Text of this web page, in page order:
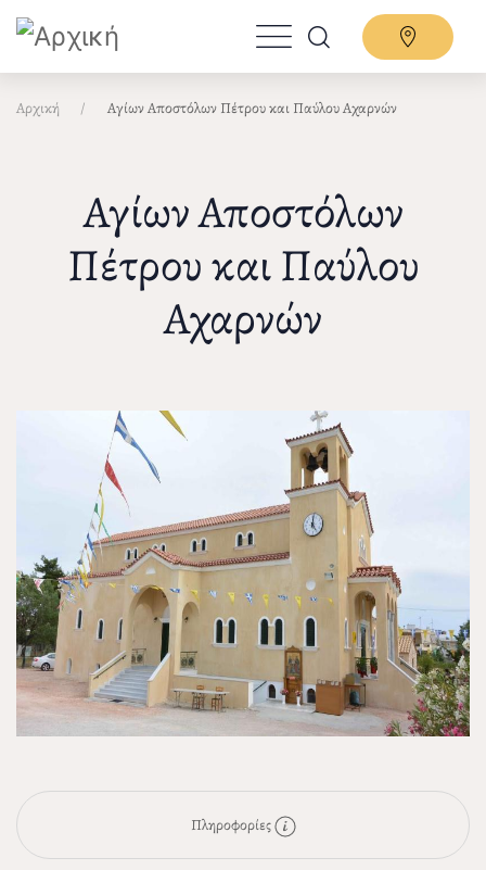
Παράκαμψη
προς
περιεχόμενο
Αρχική Αγίων Αποστόλων Πέτρου και Παύλου Αχαρνών
Αγίων Αποστόλων
Πέτρου και Παύλου
Αχαρνών
Πληροφορίες